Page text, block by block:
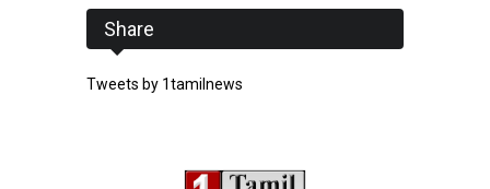
Share
Tweets by 1tamilnews